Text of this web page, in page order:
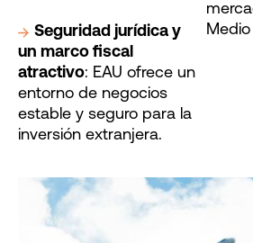
Seguridad jurídica y
un marco fiscal
atractivo: EAU ofrece un
entorno de negocios
estable y seguro para la
inversión extranjera.